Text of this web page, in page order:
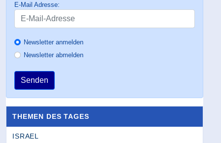
E-Mail Adresse:
Newsletter anmelden
Newsletter abmelden
Senden
THEMEN DES TAGES
ISRAEL